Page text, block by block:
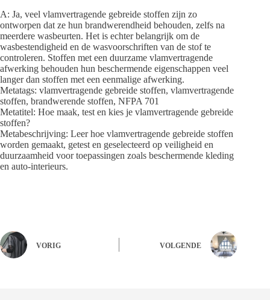
A: Ja, veel vlamvertragende gebreide stoffen zijn zo
ontworpen dat ze hun brandwerendheid behouden, zelfs na
meerdere wasbeurten. Het is echter belangrijk om de
wasbestendigheid en de wasvoorschriften van de stof te
controleren. Stoffen met een duurzame vlamvertragende
afwerking behouden hun beschermende eigenschappen veel
langer dan stoffen met een eenmalige afwerking.
Metatags: vlamvertragende gebreide stoffen, vlamvertragende
stoffen, brandwerende stoffen, NFPA 701
Metatitel: Hoe maak, test en kies je vlamvertragende gebreide
stoffen?
Metabeschrijving: Leer hoe vlamvertragende gebreide stoffen
worden gemaakt, getest en geselecteerd op veiligheid en
duurzaamheid voor toepassingen zoals beschermende kleding
en auto-interieurs.
VORIG VOLGENDE